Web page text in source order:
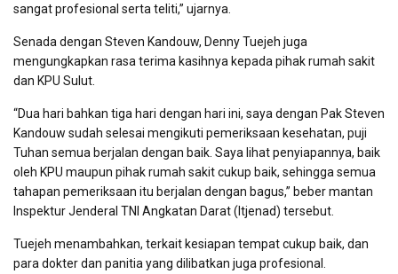
sangat profesional serta teliti,” ujarnya.
Senada dengan Steven Kandouw, Denny Tuejeh juga
mengungkapkan rasa terima kasihnya kepada pihak rumah sakit
dan KPU Sulut.
“Dua hari bahkan tiga hari dengan hari ini, saya dengan Pak Steven
Kandouw sudah selesai mengikuti pemeriksaan kesehatan, puji
Tuhan semua berjalan dengan baik. Saya lihat penyiapannya, baik
oleh KPU maupun pihak rumah sakit cukup baik, sehingga semua
tahapan pemeriksaan itu berjalan dengan bagus,” beber mantan
Inspektur Jenderal TNI Angkatan Darat (Itjenad) tersebut.
Tuejeh menambahkan, terkait kesiapan tempat cukup baik, dan
para dokter dan panitia yang dilibatkan juga profesional.